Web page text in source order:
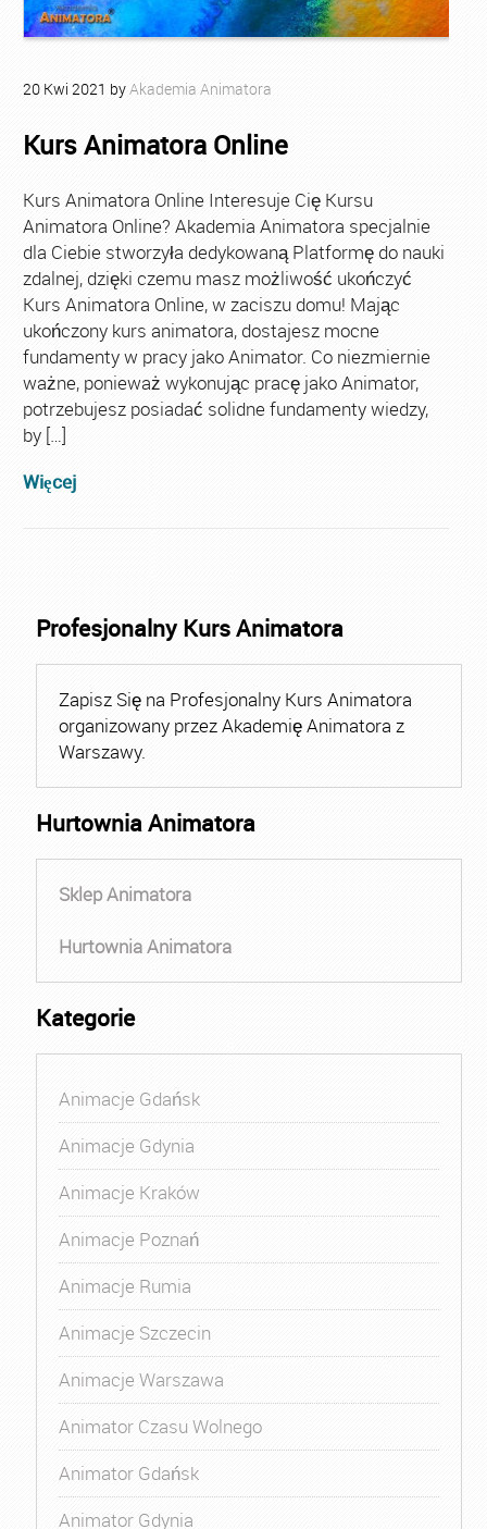
20 Kwi 2021 byAkademia Animatora
Kurs Animatora Online
Kurs Animatora Online Interesuje Cię Kursu
Animatora Online? Akademia Animatora specjalnie
dla Ciebie stworzyła dedykowaną Platformę do nauki
zdalnej, dzięki czemu masz możliwość ukończyć
Kurs Animatora Online, w zaciszu domu! Mając
ukończony kurs animatora, dostajesz mocne
fundamenty w pracy jako Animator. Co niezmiernie
ważne, ponieważ wykonując pracę jako Animator,
potrzebujesz posiadać solidne fundamenty wiedzy,
by […]
Więcej
Profesjonalny Kurs Animatora
Zapisz Się na Profesjonalny Kurs Animatora
organizowany przez Akademię Animatora z
Warszawy.
Hurtownia Animatora
Sklep Animatora
Hurtownia Animatora
Kategorie
Animacje Gdańsk
Animacje Gdynia
Animacje Kraków
Animacje Poznań
Animacje Rumia
Animacje Szczecin
Animacje Warszawa
Animator Czasu Wolnego
Animator Gdańsk
Animator Gdynia